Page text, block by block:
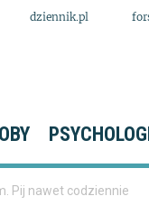
dziennik.pl
Pij nawet codziennie